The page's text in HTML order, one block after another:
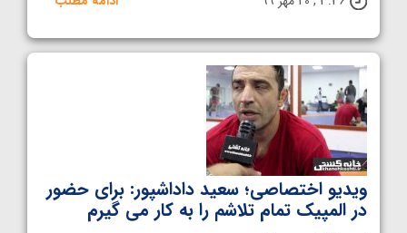
ویدیو اختصاصی؛ سعید داداشپور: برای حضور
در المپیک تمام تلاشم را به کار می گیرم